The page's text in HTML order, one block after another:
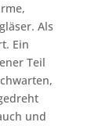
Als
Ein
Teil
und